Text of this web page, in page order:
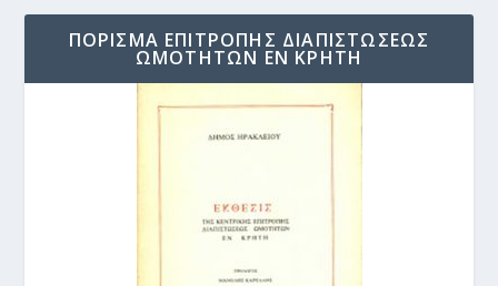
ΠΟΡΙΣΜΑ ΕΠΙΤΡΟΠΗΣ ΔΙΑΠΙΣΤΩΣΕΩΣ
ΩΜΟΤΗΤΩΝ ΕΝ ΚΡΗΤΗ